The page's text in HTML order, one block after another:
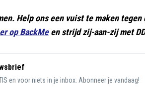
Help ons een vuist te maken tegen
op BackMeen strijd zij-aan-zij met
en voor niets in je inbox. Abonneer je vandaag!